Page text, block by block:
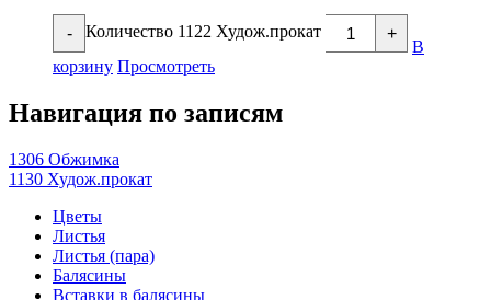
- Количество 1122 Худож.прокат +
В
корзину Просмотреть
Навигация по записям
1306 Обжимка
1130 Худож.прокат
Цветы
Листья
Листья (пара)
Балясины
Вставки в балясины